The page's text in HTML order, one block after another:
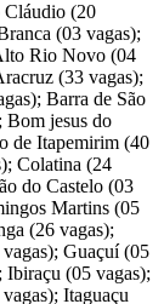
Cláudio (20
(03 vagas);
Rio Novo (04
(33 vagas);
Barra de São
Bom jesus do
de Itapemirim (40
Colatina (24
do Castelo (03
Martins (05
(26 vagas);
Guaçuí (05
Ibiraçu (05 vagas);
Itaguaçu